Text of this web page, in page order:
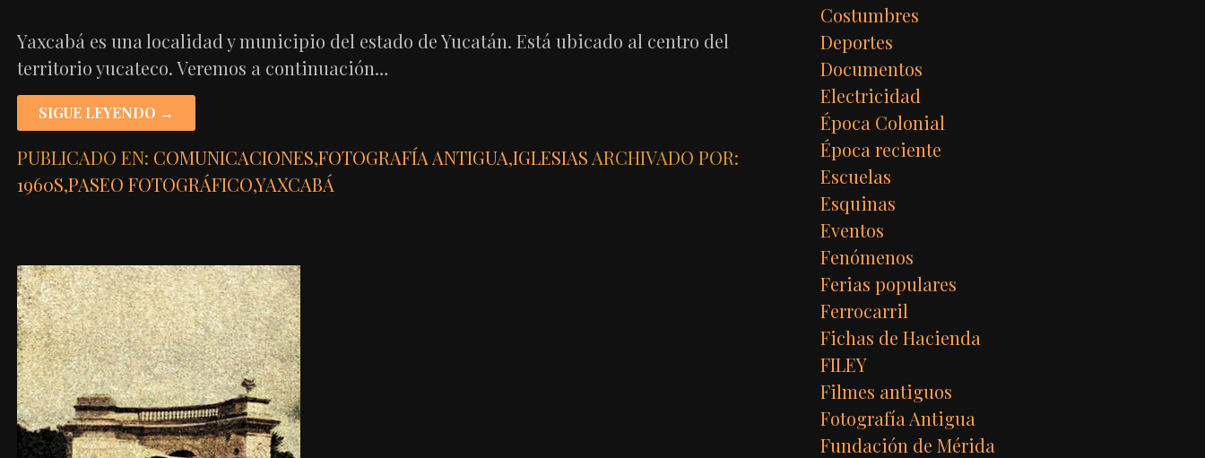
Yaxcabá es una localidad y municipio del estado de Yucatán. Está ubicado al centro del
territorio yucateco. Veremos a continuación…
SIGUE LEYENDO →
PUBLICADO EN: COMUNICACIONES,FOTOGRAFÍA ANTIGUA,IGLESIAS ARCHIVADO POR:
1960S,PASEO FOTOGRÁFICO,YAXCABÁ
Costumbres
Deportes
Documentos
Electricidad
Época Colonial
Época reciente
Escuelas
Esquinas
Eventos
Fenómenos
Ferias populares
Ferrocarril
Fichas de Hacienda
FILEY
Filmes antiguos
Fotografía Antigua
Fundación de Mérida